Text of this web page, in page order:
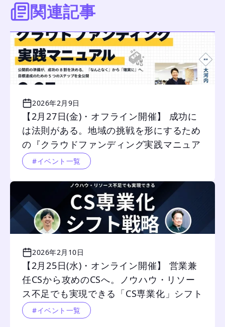
関連記事
2026年2月9日
【2月27日(金)・オフライン開催】 成功に
は法則がある。地域の挑戦を形にするため
の『クラウドファンディング実践マニュア
ル』#イベント一覧
2026年2月10日
【2月25日(水)・オンライン開催】 営業兼
任CSから攻めのCSへ。ノウハウ・リソー
ス不足でも実現できる「CS専業化」シフト
戦略#イベント一覧